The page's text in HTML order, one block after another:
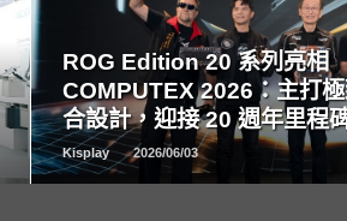
ROG Edition 20 系列亮相
COMPUTEX 2026：主打
合設計，迎接 20 週年里程
Kisplay 2026/06/03
READ
MORE